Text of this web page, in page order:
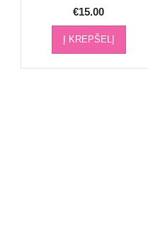
€15.00
Į KREPŠELĮ